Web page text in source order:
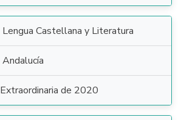
Lengua Castellana y Literatura
Andalucía
Extraordinaria de 2020